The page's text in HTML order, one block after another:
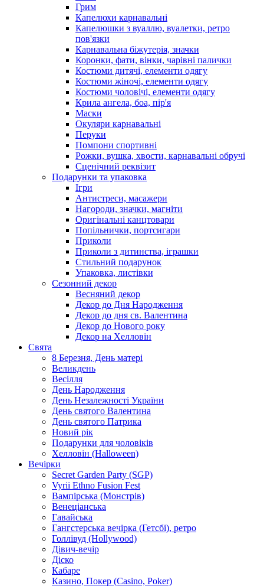
Грим
Капелюхи карнавальні
Капелюшки з вуаллю, вуалетки, ретро
пов'язки
Карнавальна біжутерія, значки
Коронки, фати, вінки, чарівні палички
Костюми дитячі, елементи одягу
Костюми жіночі, елементи одягу
Костюми чоловічі, елементи одягу
Крила ангела, боа, пір'я
Маски
Окуляри карнавальні
Перуки
Помпони спортивні
Рожки, вушка, хвости, карнавальні обручі
Сценічний реквізит
Подарунки та упаковка
Ігри
Антистреси, масажери
Нагороди, значки, магніти
Оригінальні канцтовари
Попільнички, портсигари
Приколи
Приколи з дитинства, іграшки
Стильний подарунок
Упаковка, листівки
Сезонний декор
Весняний декор
Декор до Дня Народження
Декор до дня св. Валентина
Декор до Нового року
Декор на Хелловін
Свята
8 Березня, День матері
Великдень
Весілля
День Народження
День Незалежності України
День святого Валентина
День святого Патрика
Новий рік
Подарунки для чоловіків
Хелловін (Halloween)
Вечірки
Secret Garden Party (SGP)
Vyrii Ethno Fusion Fest
Вампірська (Монстрів)
Венеціанська
Гавайська
Гангстерська вечірка (Гетсбі), ретро
Голлівуд (Hollywood)
Дівич-вечір
Діско
Кабаре
Казино, Покер (Casino, Poker)